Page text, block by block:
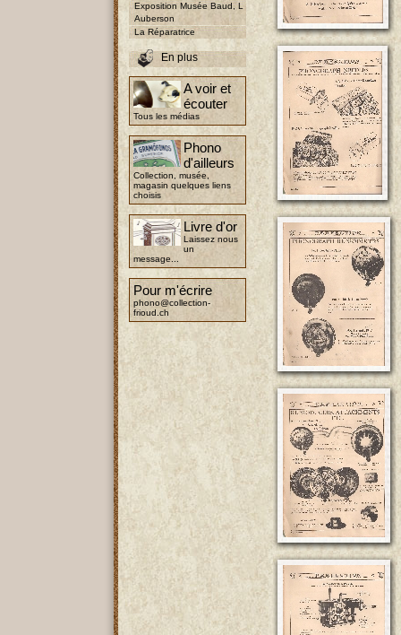
Exposition Musée Baud, L
Auberson
La Réparatrice
En plus
A voir et
écouter
Tous les médias
Phono
d'ailleurs
Collection, musée,
magasin quelques liens
choisis
Livre d'or
Laissez nous
un
message...
Pour m'écrire
phono@collection-
frioud.ch